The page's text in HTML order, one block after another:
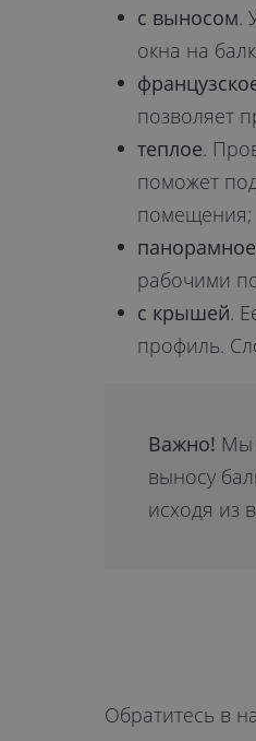
с выносом.
окна на
позволяет
теплое.
поможет
помещения;
панорамное
рабочими
с крышей.
профиль.
Важно! Мы
выносу
исходя из
Обратитесь в